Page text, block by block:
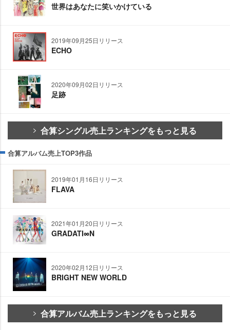
世界はあなたに笑いかけている
2019年09月25日リリース
ECHO
2020年09月02日リリース
足跡
合算シングル売上ランキングをもっと見る
合算アルバム売上TOP3作品
2019年01月16日リリース
FLAVA
2021年01月20日リリース
GRADATI∞N
2020年02月12日リリース
BRIGHT NEW WORLD
合算アルバム売上ランキングをもっと見る